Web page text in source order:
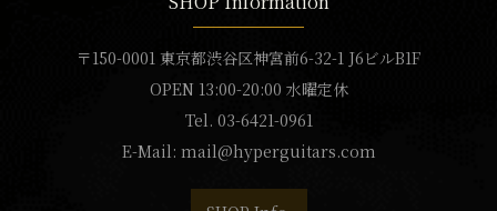
〒150-0001 東京都渋谷区神宮前6-32-1 J6ビルB1F
OPEN 13:00-20:00 水曜定休
Tel. 03-6421-0961
E-Mail: mail@hyperguitars.com